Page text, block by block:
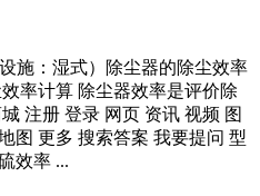
施：湿式）除尘器的除尘效率
率计算 除尘器效率是评价除
注册 登录 网页 资讯 视频 图
图 更多 搜索答案 我要提问 型
效率 ...